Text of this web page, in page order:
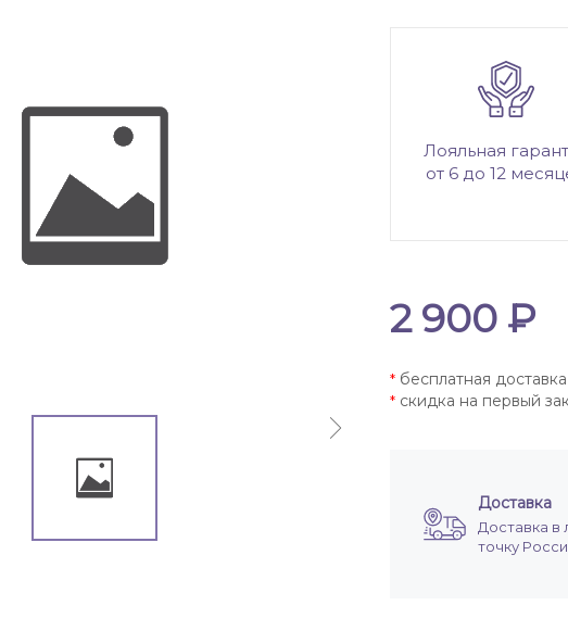
Лояльная
от 6 до 12
2 900 ₽
*бесплатная
*скидка на первый
Доставка
Доставка в
точку